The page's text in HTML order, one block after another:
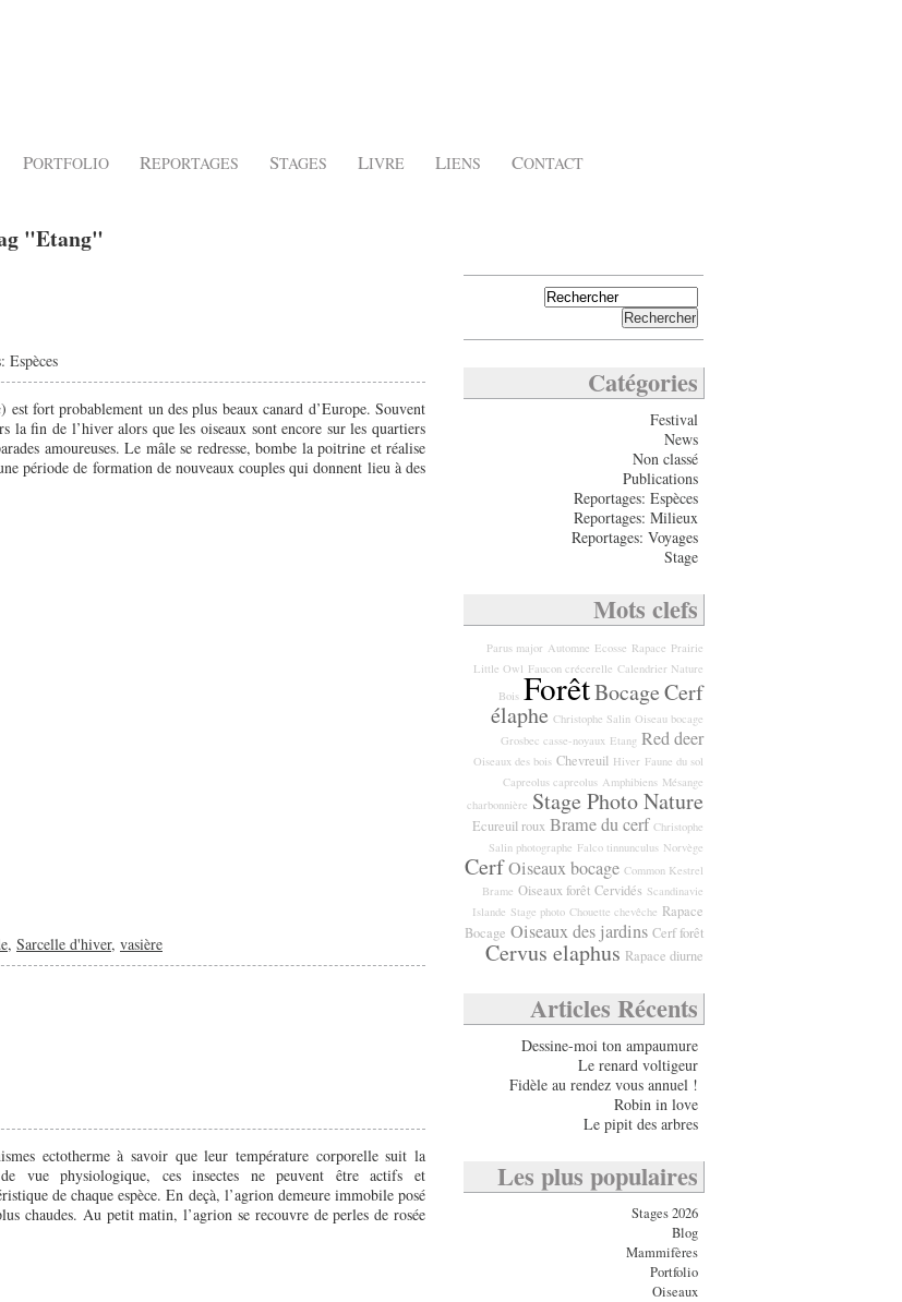
PORTFOLIO REPORTAGES STAGES LIVRE LIENS CONTACT
"Etang"
Espèces
) est fort probablement un des plus beaux canard d’Europe. Souvent
la fin de l’hiver alors que les oiseaux sont encore sur les quartiers
amoureuses. Le mâle se redresse, bombe la poitrine et réalise
période de formation de nouveaux couples qui donnent lieu à des
, Sarcelle d'hiver, vasière
ectotherme à savoir que leur température corporelle suit la
vue physiologique, ces insectes ne peuvent être actifs et
de chaque espèce. En deçà, l’agrion demeure immobile posé
chaudes. Au petit matin, l’agrion se recouvre de perles de rosée
Catégories
Festival
News
Non classé
Publications
Reportages: Espèces
Reportages: Milieux
Reportages: Voyages
Stage
Mots clefs
Parus major Automne Ecosse Rapace Prairie
Little Owl Faucon crécerelle Calendrier Nature
Bois ForêtBocageCerf
élaphe Christophe Salin Oiseau bocage
Grosbec casse-noyaux Etang Red deer
Oiseaux des bois Chevreuil Hiver Faune du sol
Capreolus capreolus Amphibiens Mésange
charbonnière Stage Photo Nature
Ecureuil roux Brame du cerf Christophe
Salin photographe Falco tinnunculus Norvège
CerfOiseaux bocage Common Kestrel
Brame Oiseaux forêt Cervidés Scandinavie
Islande Stage photo Chouette chevêche Rapace
Bocage Oiseaux des jardins Cerf forêt
Cervus elaphus Rapace diurne
Articles Récents
Dessine-moi ton ampaumure
Le renard voltigeur
Fidèle au rendez vous annuel !
Robin in love
Le pipit des arbres
Les plus populaires
Stages 2026
Blog
Mammifères
Portfolio
Oiseaux